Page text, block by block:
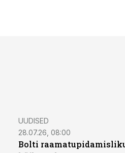
UUDISED
28.07.26, 08:00
Bolti